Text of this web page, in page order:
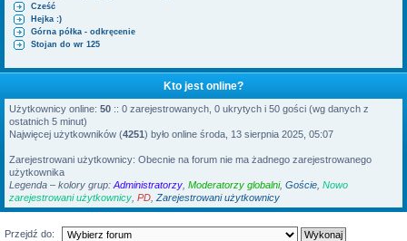
Cześć
Hejka :)
Górna półka - odkręcenie
Stojan do wr 125
Kto jest online?
Użytkownicy online: 50 :: 0 zarejestrowanych, 0 ukrytych i 50 gości (wg danych z
ostatnich 5 minut)
Najwięcej użytkowników (4251 ) było online środa, 13 sierpnia 2025, 05:07
Zarejestrowani użytkownicy: Obecnie na forum nie ma żadnego zarejestrowanego
użytkownika
Legenda – kolory grup: Administratorzy Moderatorzy globalni, Goście Nowo
zarejestrowani użytkownicy PD Zarejestrowani użytkownicy
Przejdź do: